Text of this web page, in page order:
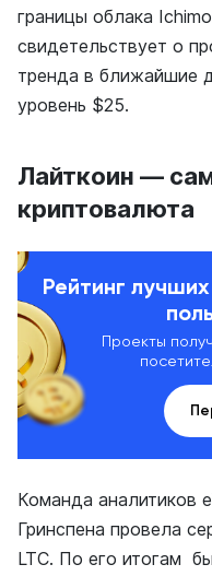
границы облака
свидетельствует о
тренда в ближайшие
уровень $25.
Лайткоин ―
криптовалюта
Рейтинг
Проекты
Команда аналитиков
Гринспена провела
LTC. По его итогам